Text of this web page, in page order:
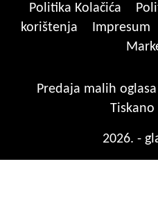
Politika Kolačića
korištenja
Impresum
Predaja malih
2026. -